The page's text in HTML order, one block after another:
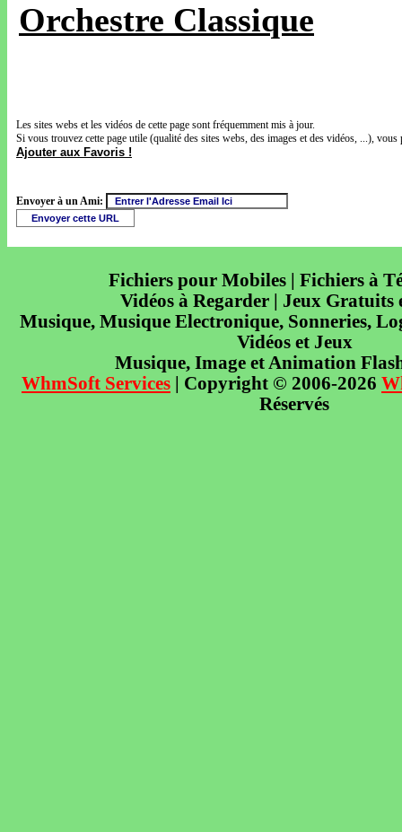
Orchestre Classique
Les sites webs et les vidéos de cette page sont fréquemment mis à jour.
Si vous trouvez cette page utile (qualité des sites webs, des images et des vidéos, ...),
Ajouter aux Favoris !
Envoyer à un Ami:
Fichiers pour Mobiles | Fichiers à
Vidéos à Regarder | Jeux Gratuits
Musique, Musique Electronique, Sonneries,
Vidéos et Jeux
Musique, Image et Animation
WhmSoft Services | Copyright © 2006-2026
Réservés